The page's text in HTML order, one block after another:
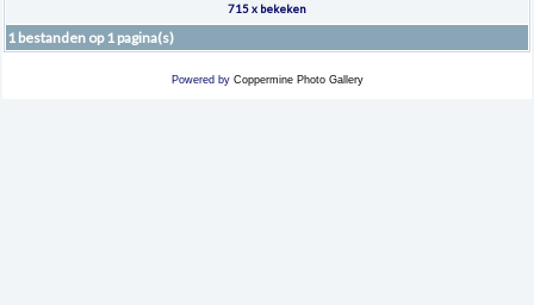
715 x bekeken
1 bestanden op 1 pagina(s)
Powered by Coppermine Photo Gallery